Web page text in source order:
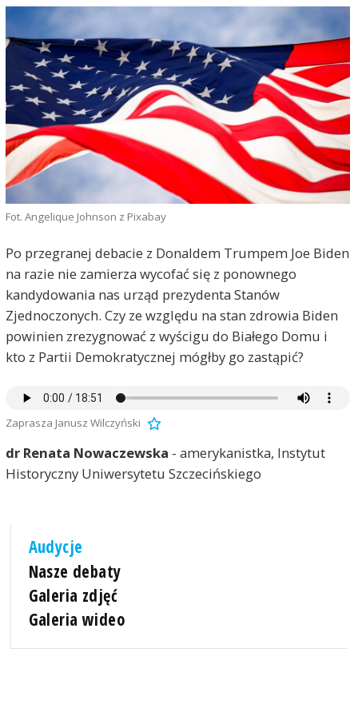
Fot. Angelique Johnson z Pixabay
Po przegranej debacie z Donaldem Trumpem Joe Biden
na razie nie zamierza wycofać się z ponownego
kandydowania nas urząd prezydenta Stanów
Zjednoczonych. Czy ze względu na stan zdrowia Biden
powinien zrezygnować z wyścigu do Białego Domu i
kto z Partii Demokratycznej mógłby go zastąpić?
Zaprasza Janusz Wilczyński
dr Renata Nowaczewska - amerykanistka, Instytut
Historyczny Uniwersytetu Szczecińskiego
Audycje
Nasze debaty
Galeria zdjęć
Galeria wideo